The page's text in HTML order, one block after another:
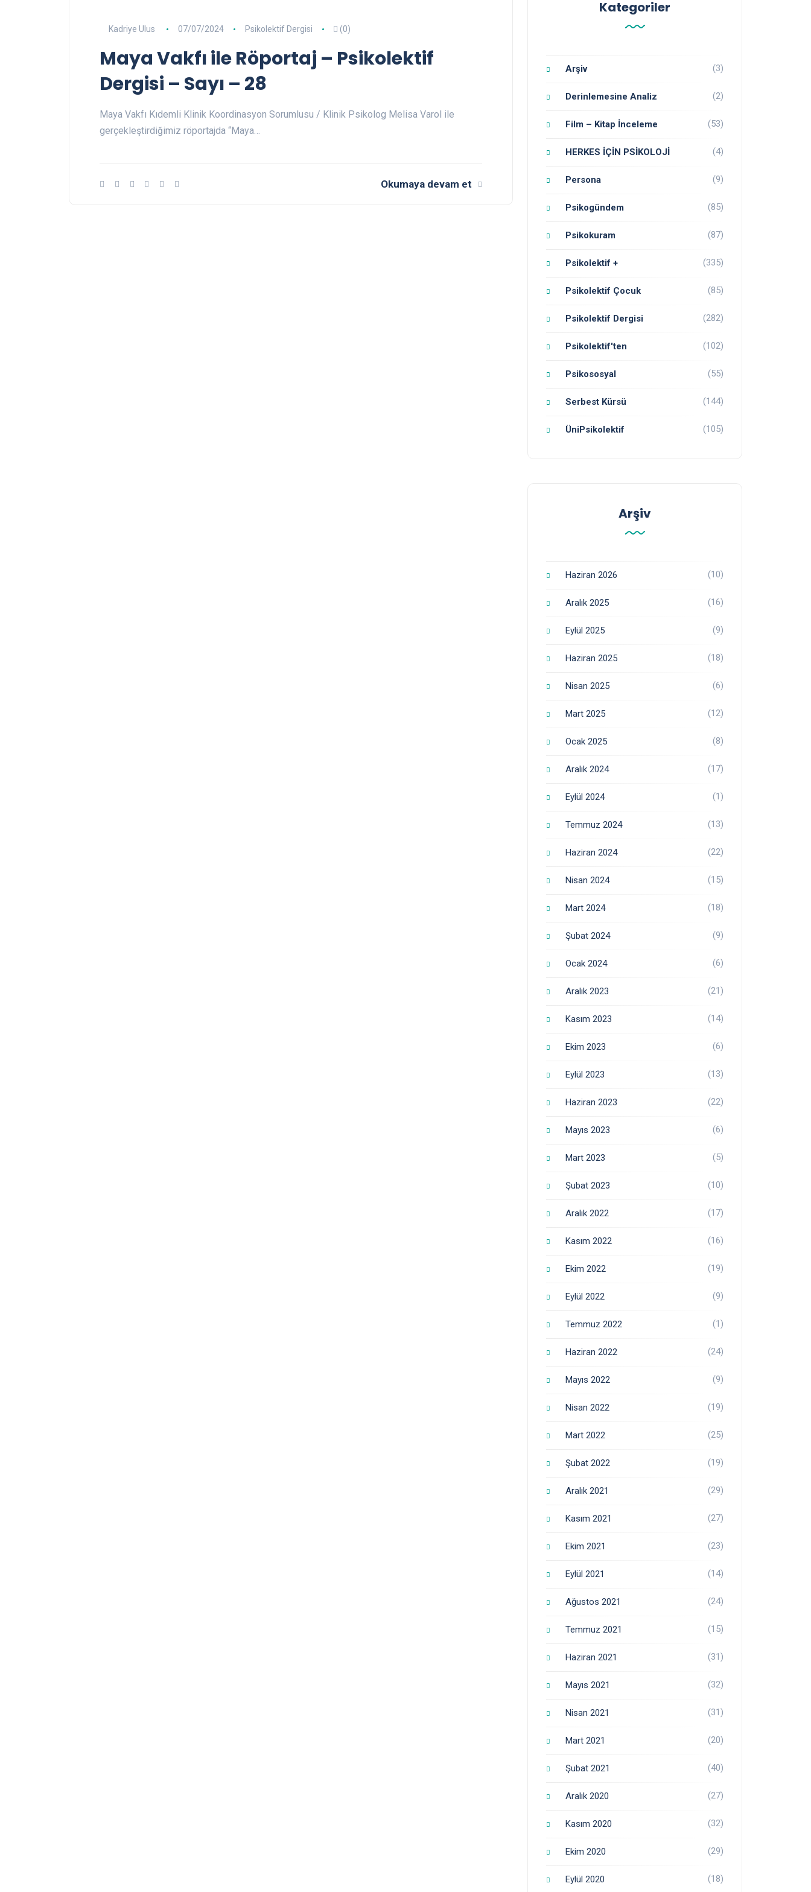
Kadriye Ulus 07/07/2024 Psikolektif Dergisi (0)
Maya Vakfı ile Röportaj – Psikolektif
Dergisi – Sayı – 28
Maya Vakfı Kıdemli Klinik Koordinasyon Sorumlusu / Klinik Psikolog Melisa Varol ile
gerçekleştirdiğimiz röportajda “Maya…
Okumaya devam et
Kategoriler
Arşiv (3)
Derinlemesine Analiz (2)
Film – Kitap İnceleme (53)
HERKES İÇİN PSİKOLOJİ (4)
Persona (9)
Psikogündem (85)
Psikokuram (87)
Psikolektif + (335)
Psikolektif Çocuk (85)
Psikolektif Dergisi (282)
Psikolektif'ten (102)
Psikososyal (55)
Serbest Kürsü (144)
ÜniPsikolektif (105)
Arşiv
Haziran 2026 (10)
Aralık 2025 (16)
Eylül 2025 (9)
Haziran 2025 (18)
Nisan 2025 (6)
Mart 2025 (12)
Ocak 2025 (8)
Aralık 2024 (17)
Eylül 2024 (1)
Temmuz 2024 (13)
Haziran 2024 (22)
Nisan 2024 (15)
Mart 2024 (18)
Şubat 2024 (9)
Ocak 2024 (6)
Aralık 2023 (21)
Kasım 2023 (14)
Ekim 2023 (6)
Eylül 2023 (13)
Haziran 2023 (22)
Mayıs 2023 (6)
Mart 2023 (5)
Şubat 2023 (10)
Aralık 2022 (17)
Kasım 2022 (16)
Ekim 2022 (19)
Eylül 2022 (9)
Temmuz 2022 (1)
Haziran 2022 (24)
Mayıs 2022 (9)
Nisan 2022 (19)
Mart 2022 (25)
Şubat 2022 (19)
Aralık 2021 (29)
Kasım 2021 (27)
Ekim 2021 (23)
Eylül 2021 (14)
Ağustos 2021 (24)
Temmuz 2021 (15)
Haziran 2021 (31)
Mayıs 2021 (32)
Nisan 2021 (31)
Mart 2021 (20)
Şubat 2021 (40)
Aralık 2020 (27)
Kasım 2020 (32)
Ekim 2020 (29)
Eylül 2020 (18)